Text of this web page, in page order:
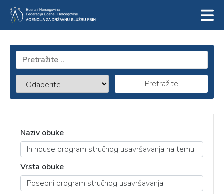
Pretražite
Naziv obuke
Vrsta obuke